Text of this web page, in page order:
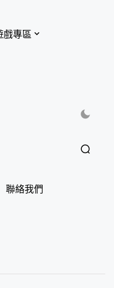
戲專區
聯絡我們